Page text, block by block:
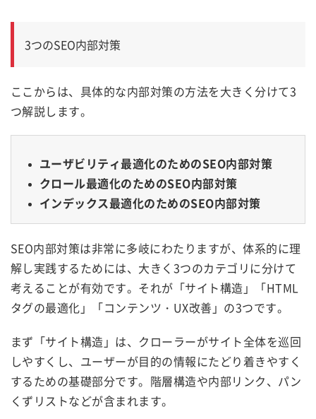
3つのSEO内部対策
ここからは、具体的な内部対策の方法を大きく分けて3
つ解説します。
ユーザビリティ最適化のためのSEO内部対策
クロール最適化のためのSEO内部対策
インデックス最適化のためのSEO内部対策
SEO内部対策は非常に多岐にわたりますが、体系的に理
解し実践するためには、大きく3つのカテゴリに分けて
考えることが有効です。それが「サイト構造」「HTML
タグの最適化」「コンテンツ・UX改善」の3つです。
まず「サイト構造」は、クローラーがサイト全体を巡回
しやすくし、ユーザーが目的の情報にたどり着きやすく
するための基礎部分です。階層構造や内部リンク、パン
くずリストなどが含まれます。